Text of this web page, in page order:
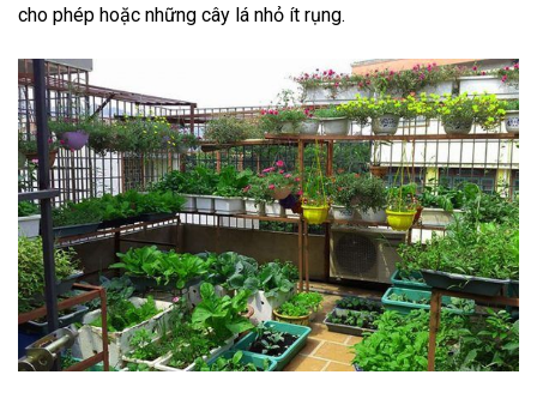
cho phép hoặc những cây lá nhỏ ít rụng.